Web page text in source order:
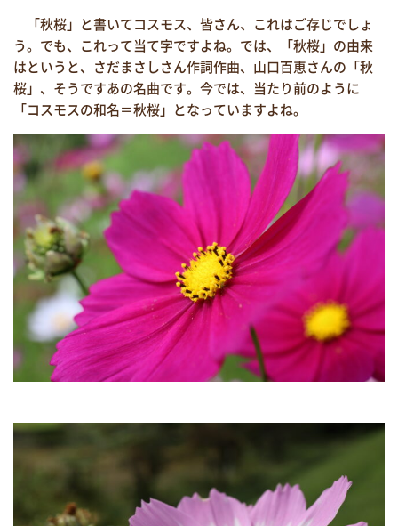
「秋桜」と書いてコスモス、皆さん、これはご存じでしょ
う。でも、これって当て字ですよね。では、「秋桜」の由来
はというと、さだまさしさん作詞作曲、山口百恵さんの「秋
桜」、そうですあの名曲です。今では、当たり前のように
「コスモスの和名＝秋桜」となっていますよね。